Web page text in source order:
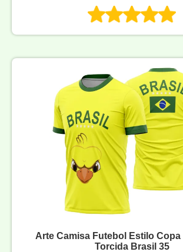
Arte Camisa Futebol Estilo
Torcida Brasil 35